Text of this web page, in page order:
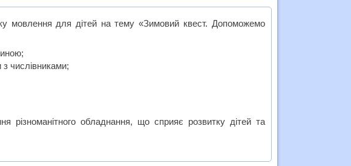
мовлення для дітей на тему «Зимовий квест. Допоможемо
з числівниками;
різноманітного обладнання, що сприяє розвитку дітей та